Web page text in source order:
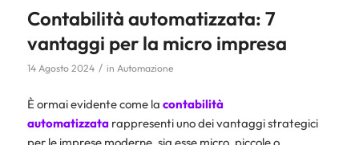
Contabilità automatizzata: 7
vantaggi per la micro impresa
14 Agosto 2024 / in Automazione
È ormai evidente come la contabilità
automatizzatarappresenti uno dei vantaggi strategici